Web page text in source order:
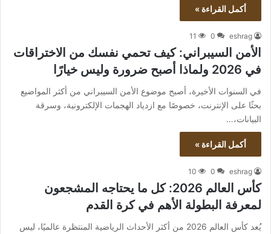
أكمل القراءة »
eshrag
0
11
الأمن السيبراني: كيف تحمي نفسك من الاختراقات
في 2026 ولماذا أصبح ضرورة وليس خيارًا
في السنوات الأخيرة، أصبح موضوع الأمن السيبراني من أكثر المواضيع
بحثًا على الإنترنت، خصوصًا مع ازدياد الهجمات الإلكترونية، وسرقة
البيانات،…
أكمل القراءة »
eshrag
0
10
كأس العالم 2026: كل ما يحتاجه المشجعون
لمعرفة البطولة الأهم في كرة القدم
يُعد كأس العالم 2026 من أكثر الأحداث الرياضية المنتظرة عالميًا، ليس